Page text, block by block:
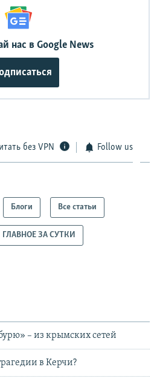
нас в Google News
без VPN Follow us
Блоги Все статьи
ГЛАВНОЕ ЗА СУТКИ
– из крымских сетей
в Керчи?